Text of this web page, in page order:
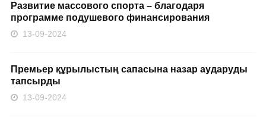
Развитие массового спорта – благодаря
программе подушевого финансирования
13-09-2024
Премьер құрылыстың сапасына назар аударуды
тапсырды
13-09-2024